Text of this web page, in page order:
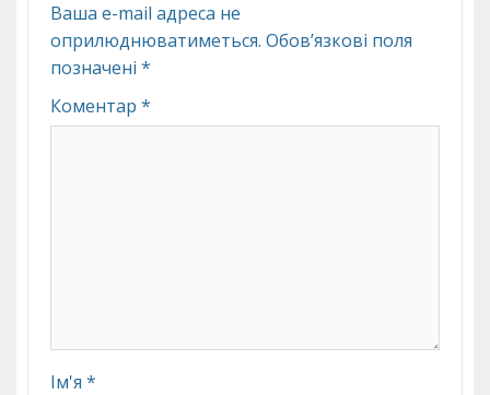
Ваша e-mail адреса не
оприлюднюватиметься. Обов’язкові поля
позначені *
Коментар *
Ім'я *